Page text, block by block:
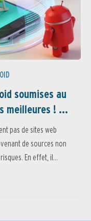
soumises au
meilleures ! ...
pas de sites web
de sources non
En effet, il...